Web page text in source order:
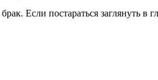
Если постараться